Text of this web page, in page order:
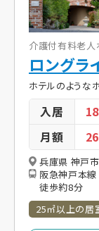
介護付有料老人
ロングラ
ホテルのような
入居
月額 26
兵庫県 神戸
阪急神戸本線
徒歩約8分
25㎡以上の居